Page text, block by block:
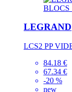
LEGRAND
LCS2 PP
84.18 €
67.34 €
-20 %
new